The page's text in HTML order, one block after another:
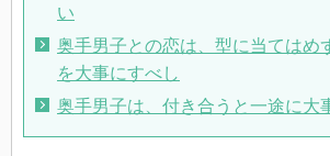
い
奥手男子との恋は、型に当てはめ
を大事にすべし
奥手男子は、付き合うと一途に大